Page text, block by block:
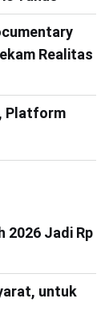
Realitas
Platform
2026 Jadi Rp
untuk